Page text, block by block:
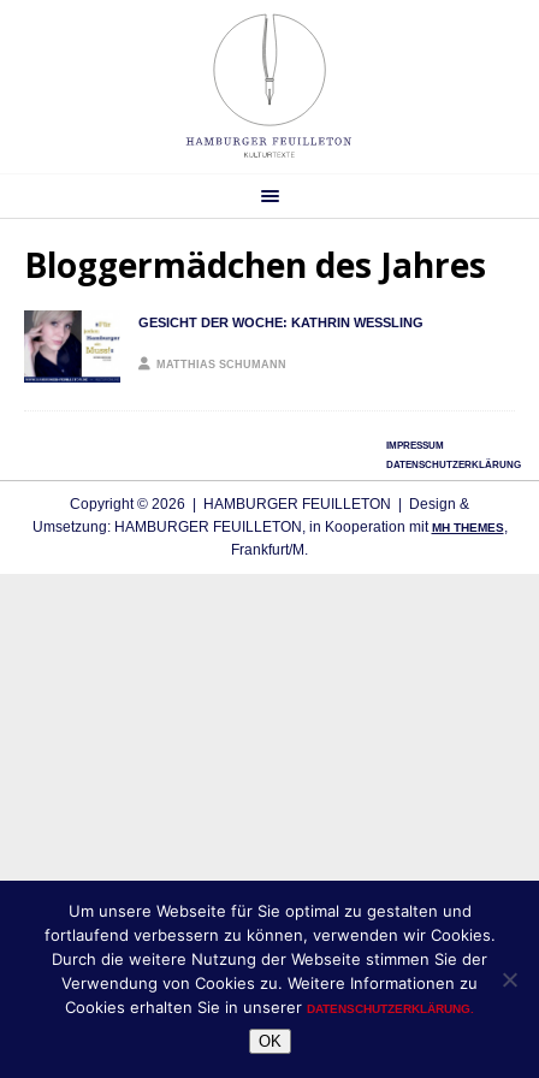
Bloggermädchen des Jahres
GESICHT DER WOCHE: KATHRIN WESSLING
MATTHIAS SCHUMANN
IMPRESSUM
DATENSCHUTZERKLÄRUNG
Copyright © 2026 | HAMBURGER FEUILLETON | Design &
Umsetzung: HAMBURGER FEUILLETON, in Kooperation mitMH THEMES,
Frankfurt/M.
Um unsere Webseite für Sie optimal zu gestalten und
fortlaufend verbessern zu können, verwenden wir Cookies.
Durch die weitere Nutzung der Webseite stimmen Sie der
Verwendung von Cookies zu. Weitere Informationen zu
Cookies erhalten Sie in unserer DATENSCHUTZERKLÄRUNG.
OK